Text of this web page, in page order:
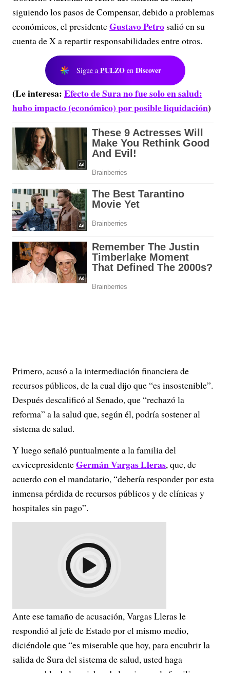
siguiendo los pasos de Compensar, debido a problemas
económicos, el presidenteGustavo Petro salió en su
cuenta de X a repartir responsabilidades entre otros.
Sigue a PULZO en Discover
(Le interesa:Efecto de Sura no fue solo en salud:
hubo impacto (económico) por posible liquidación)
Primero, acusó a la intermediación financiera de
recursos públicos, de la cual dijo que “es insostenible”.
Después descalificó al Senado, que “rechazó la
reforma” a la salud que, según él, podría sostener al
sistema de salud.
Y luego señaló puntualmente a la familia del
exvicepresidenteGermán Vargas Lleras, que, de
acuerdo con el mandatario, “debería responder por esta
inmensa pérdida de recursos públicos y de clínicas y
hospitales sin pago”.
Ante ese tamaño de acusación, Vargas Lleras le
respondió al jefe de Estado por el mismo medio,
diciéndole que “es miserable que hoy, para encubrir la
salida de Sura del sistema de salud, usted haga